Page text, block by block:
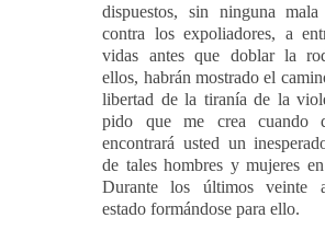
dispuestos, sin ninguna mala
contra los expoliadores, a
vidas antes que doblar la
ellos, habrán mostrado el
libertad de la tiranía de la
pido que me crea cuando
encontrará usted un
de tales hombres y mujeres
Durante los últimos veinte
estado formándose para ello.